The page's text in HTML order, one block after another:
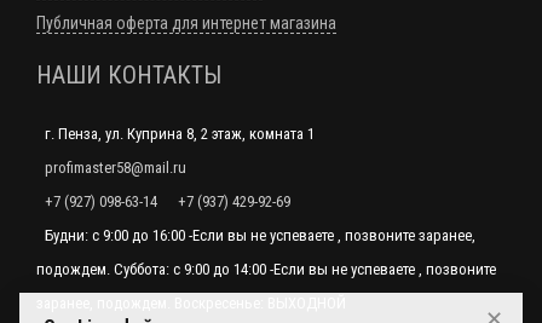
Публичная оферта для интернет магазина
НАШИ КОНТАКТЫ
г. Пенза, ул. Куприна 8, 2 этаж, комната 1
profimaster58@mail.ru
+7 (927) 098-63-14
+7 (937) 429-92-69
Будни: с 9:00 до 16:00 -Если вы не успеваете , позвоните заранее,
подождем. Суббота: с 9:00 до 14:00 -Если вы не успеваете , позвоните